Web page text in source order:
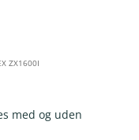
ZX1600I
med og uden